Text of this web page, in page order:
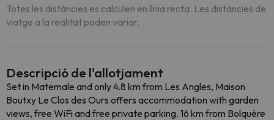
Totes les distàncies es calculen en línia recta. Les distàncies de
viatge a la realitat poden variar.
Descripció de l'allotjament
Set in Matemale and only 4.8 km from Les Angles, Maison
Boutxy Le Clos des Ours offers accommodation with garden
views, free WiFi and free private parking. 16 km from Bolquère